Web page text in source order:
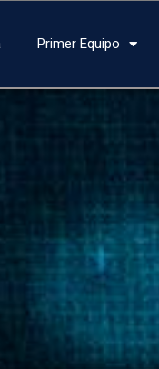
Primer Equipo